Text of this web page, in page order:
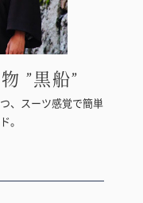
”黒船”
、スーツ感覚で簡単
。